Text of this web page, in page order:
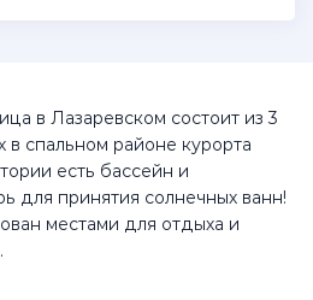
в Лазаревском состоит из 3
спальном районе курорта
есть бассейн и
для принятия солнечных ванн!
местами для отдыха и